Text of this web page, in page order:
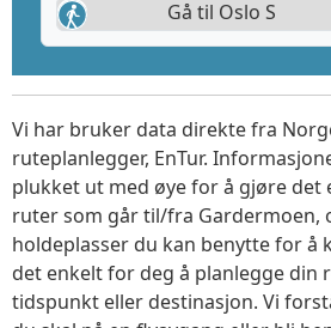
Gå til Oslo S
Vi har bruker data direkte fra
ruteplanlegger, EnTur.
plukket ut med øye for å gjøre det
ruter som går til/fra Gardermoen,
holdeplasser du kan benytte for å
det enkelt for deg å planlegge din
tidspunkt eller destinasjon. Vi